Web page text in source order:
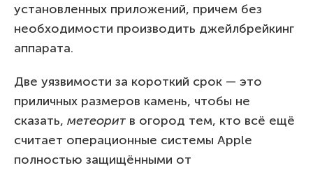
установленных приложений, причем без
необходимости производить джейлбрейкинг
аппарата.
Две уязвимости за короткий срок — это
приличных размеров камень, чтобы не
сказать, метеорит в огород тем, кто всё ещё
считает операционные системы Apple
полностью защищёнными от